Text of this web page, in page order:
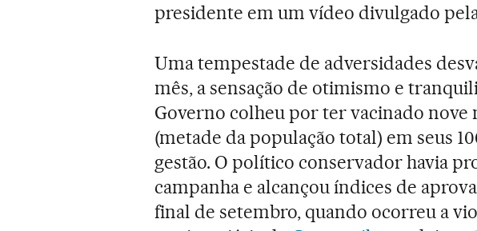
presidente em um vídeo divulgado
Uma tempestade de adversidades
mês, a sensação de otimismo e
Governo colheu por ter vacinado nove
(metade da população total) em seus
gestão. O político conservador havia
campanha e alcançou índices de
final de setembro, quando ocorreu a